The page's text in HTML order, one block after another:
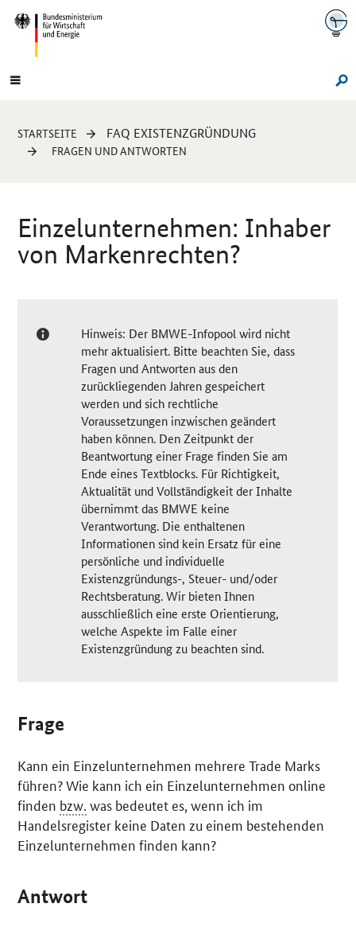
Navigation
Hauptmenü
Sie
sind
STARTSEITE FAQ EXISTENZGRÜNDUNG
FRAGEN UND ANTWORTEN
Einzelunternehmen: Inhaber
von Markenrechten?
Hinweis: Der BMWE-Infopool wird nicht
mehr aktualisiert. Bitte beachten Sie, dass
Fragen und Antworten aus den
zurückliegenden Jahren gespeichert
werden und sich rechtliche
Voraussetzungen inzwischen geändert
haben können. Den Zeitpunkt der
Beantwortung einer Frage finden Sie am
Ende eines Textblocks. Für Richtigkeit,
Aktualität und Vollständigkeit der Inhalte
übernimmt das BMWE keine
Verantwortung. Die enthaltenen
Informationen sind kein Ersatz für eine
persönliche und individuelle
Existenzgründungs-, Steuer- und/oder
Rechtsberatung. Wir bieten Ihnen
ausschließlich eine erste Orientierung,
welche Aspekte im Falle einer
Existenzgründung zu beachten sind.
Frage
Kann ein Einzelunternehmen mehrereTrade Marks
führen? Wie kann ich ein Einzelunternehmen online
finden bzw. was bedeutet es, wenn ich im
Handelsregister keine Daten zu einem bestehenden
Einzelunternehmen finden kann?
Antwort